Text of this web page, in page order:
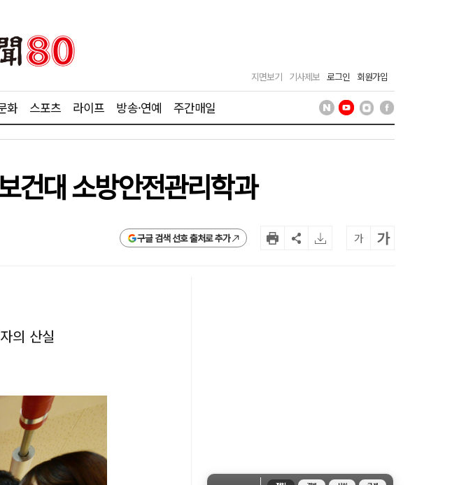
지면보기 기사제보 로그인 회원가입
화 스포츠 라이프 방송·연예 주간매일
건대 소방안전관리학과
구글 검색 선호 출처로 추가 가 가
의 산실